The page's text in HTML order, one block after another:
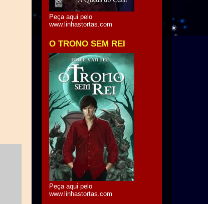
Peça aqui pelo
www.linhastortas.com
O TRONO SEM REI
Peça aqui pelo
www.linhastortas.com